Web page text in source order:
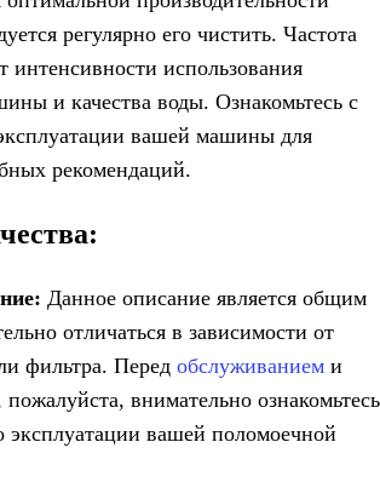
регулярно его чистить. Частота
интенсивности использования
и качества воды. Ознакомьтесь с
вашей машины для
рекомендаций.
Данное описание является общим
отличаться в зависимости от
фильтра. Перед обслуживанием и
внимательно ознакомьтесь
эксплуатации вашей поломоечной